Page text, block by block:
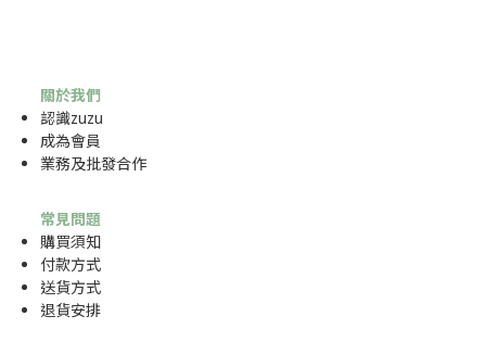
關於我們
認識zuzu
成為會員
業務及批發合作
常見問題
購買須知
付款方式
送貨方式
退貨安排